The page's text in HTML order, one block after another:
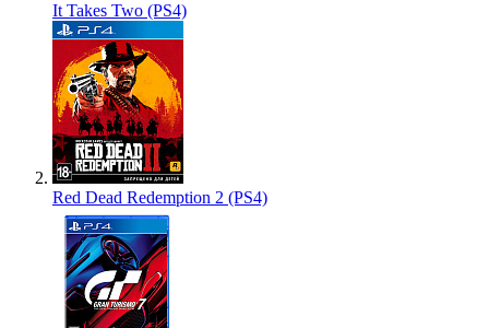
It Takes Two (PS4)
Red Dead Redemption 2 (PS4)